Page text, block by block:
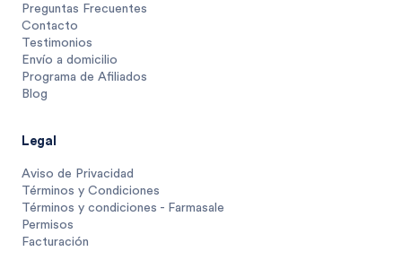
Preguntas Frecuentes
Contacto
Testimonios
Envío a domicilio
Programa de Afiliados
Blog
Legal
Aviso de Privacidad
Términos y Condiciones
Términos y condiciones - Farmasale
Permisos
Facturación